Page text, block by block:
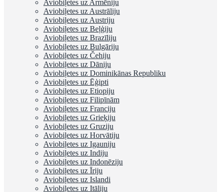
Aviobiļetes uz Armēniju
Aviobiļetes uz Austrāliju
Aviobiļetes uz Austriju
Aviobiļetes uz Beļģiju
Aviobiļetes uz Brazīliju
Aviobiļetes uz Bulgāriju
Aviobiļetes uz Čehiju
Aviobiļetes uz Dāniju
Aviobiļetes uz Dominikānas Republiku
Aviobiļetes uz Ēģipti
Aviobiļetes uz Etiopiju
Aviobiļetes uz Filipīnām
Aviobiļetes uz Franciju
Aviobiļetes uz Grieķiju
Aviobiļetes uz Gruziju
Aviobiļetes uz Horvātiju
Aviobiļetes uz Igauniju
Aviobiļetes uz Indiju
Aviobiļetes uz Indonēziju
Aviobiļetes uz Īriju
Aviobiļetes uz Islandi
Aviobiļetes uz Itāliju